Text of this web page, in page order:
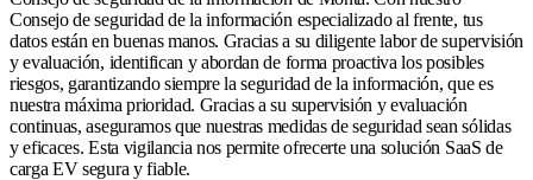
Consejo de seguridad de la información especializado al frente, tus
datos están en buenas manos. Gracias a su diligente labor de supervisión
y evaluación, identifican y abordan de forma proactiva los posibles
riesgos, garantizando siempre la seguridad de la información, que es
nuestra máxima prioridad. Gracias a su supervisión y evaluación
continuas, aseguramos que nuestras medidas de seguridad sean sólidas
y eficaces. Esta vigilancia nos permite ofrecerte una solución SaaS de
carga EV segura y fiable.